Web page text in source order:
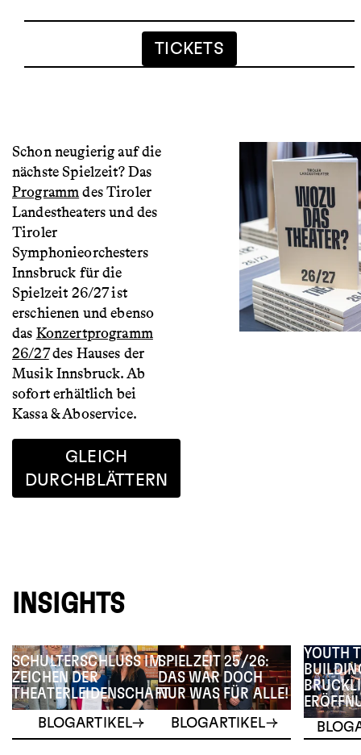
TICKETS
Schon neugierig auf die
nächste Spielzeit? Das
Programmdes Tiroler
Landestheaters und des
Tiroler
Symphonieorchesters
Innsbruck für die
Spielzeit 26/27 ist
erschienen und ebenso
das Konzertprogramm
26/27des Hauses der
Musik Innsbruck. Ab
sofort erhältlich bei
Kassa & Aboservice.
GLEICH
DURCHBLÄTTERN
INSIGHTS
SCHULTERSCHLUSS IM
ZEICHEN DER
THEATERLEIDENSCHAFT
BLOGARTIKEL
SPIELZEIT 25/26:
DAS WAR DOCH
NUR WAS FÜR ALLE!
BLOGARTIKEL
YOUTH